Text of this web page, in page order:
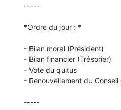
-----
*Ordre du jour : *
- Bilan moral (Président)
- Bilan financier (Trésorier)
- Vote du quitus
- Renouvellement du
-----